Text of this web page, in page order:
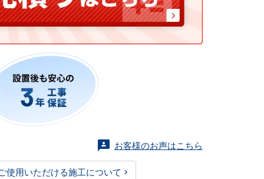
お客様のお声はこちら
使用いただける施工について